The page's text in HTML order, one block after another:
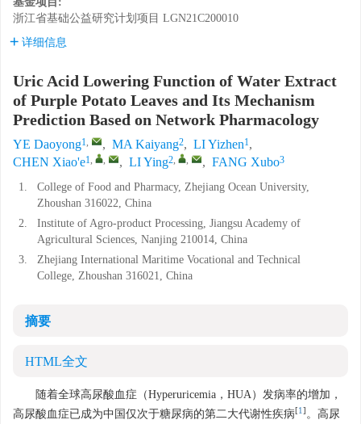
浙江省基础公益研究计划项目 LGN21C200010
详细信息
Uric Acid Lowering Function of Water Extract
of Purple Potato Leaves and Its Mechanism
Prediction Based on Network Pharmacology
YE Daoyong1, , MA Kaiyang2, LI Yizhen1,
CHEN Xiao'e1, , , LI Ying2, , , FANG Xubo3
1.
College of Food and Pharmacy, Zhejiang Ocean University,
Zhoushan 316022, China
2.
Institute of Agro-product Processing, Jiangsu Academy of
Agricultural Sciences, Nanjing 210014, China
3.
Zhejiang International Maritime Vocational and Technical
College, Zhoushan 316021, China
摘要
HTML全文
随着全球高尿酸血症（Hyperuricemia，HUA）发病率的增加，
高尿酸血症已成为中国仅次于糖尿病的第二大代谢性疾病[1 ] 。高尿